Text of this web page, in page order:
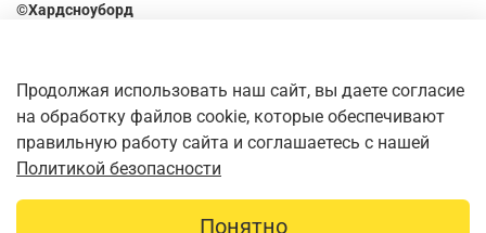
©Хардсноуборд
Оставьте отзыв о нашем магазине. Для этого наведите
камеру телефона на QR-код
Продолжая использовать наш сайт, вы даете согласие
на обработку файлов cookie, которые обеспечивают
правильную работу сайта и соглашаетесь с нашей
Политикой безопасности
Понятно